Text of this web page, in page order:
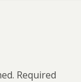
Required